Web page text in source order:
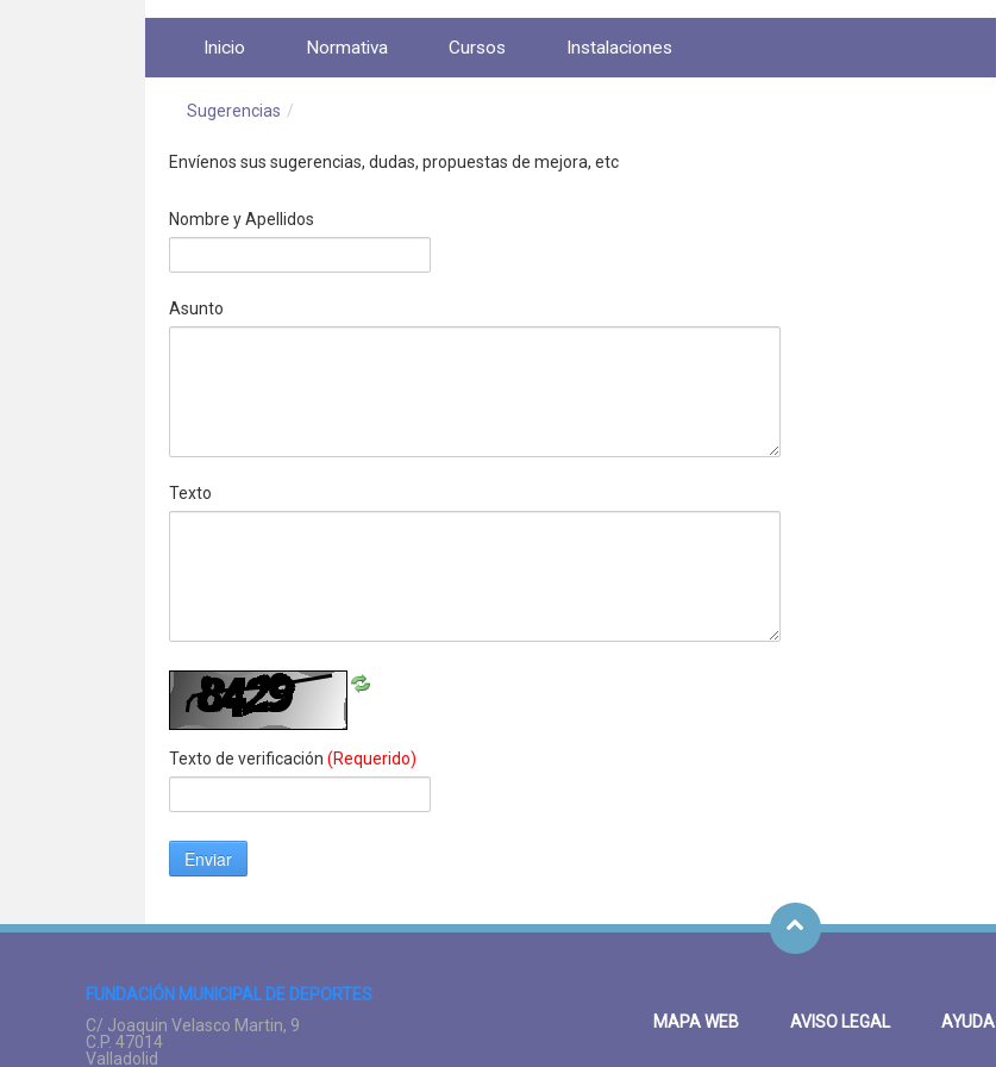
Inicio Normativa Cursos Instalaciones
Sugerencias /
Envíenos sus sugerencias, dudas, propuestas de mejora, etc
Nombre y Apellidos
Asunto
Texto
Texto de verificación (Requerido)
Enviar
FUNDACIÓN MUNICIPAL DE DEPORTES
C/ Joaquin Velasco Martin, 9
C.P. 47014
Valladolid
MAPA WEB AVISO LEGAL AYUDA